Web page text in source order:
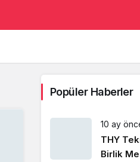
Popüler Haberler
10 ay
THY
Birlik